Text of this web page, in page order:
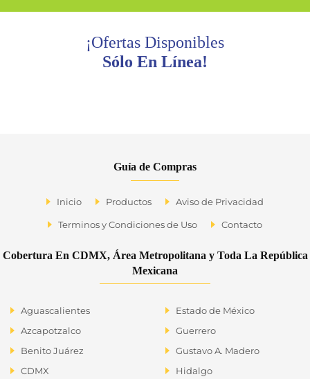
¡Ofertas Disponibles
Sólo En Línea!
Guía de Compras
Inicio Productos Aviso de Privacidad
Terminos y Condiciones de Uso Contacto
Cobertura En CDMX, Área Metropolitana y Toda La República
Mexicana
Aguascalientes
Azcapotzalco
Benito Juárez
CDMX
Estado de México
Guerrero
Gustavo A. Madero
Hidalgo